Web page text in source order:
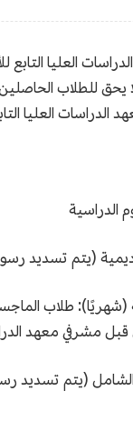
العليا
يحق للطلاب
العليا
الدراسية
(يتم تسديد
مشرفي معهد
(يتم تسديد